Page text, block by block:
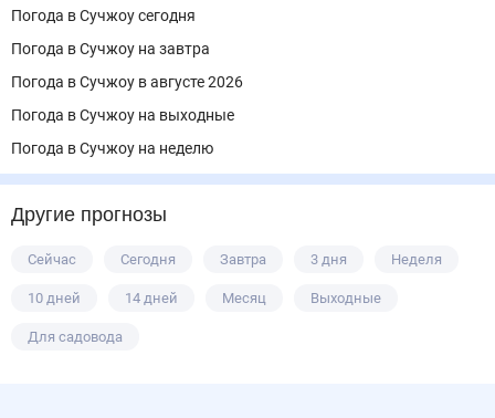
Погода в Сучжоу сегодня
Погода в Сучжоу на завтра
Погода в Сучжоу в августе 2026
Погода в Сучжоу на выходные
Погода в Сучжоу на неделю
Другие прогнозы
Сейчас Сегодня Завтра 3 дня Неделя
10 дней 14 дней Месяц Выходные
Для садовода